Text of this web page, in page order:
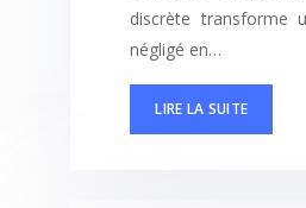
discrète transforme
négligé en…
LIRE LA SUITE